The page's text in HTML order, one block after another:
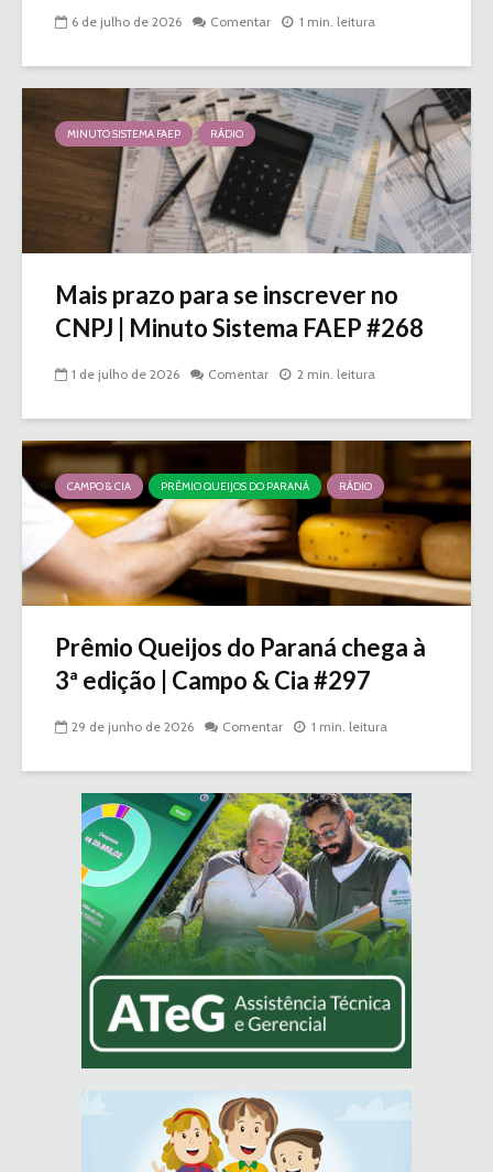
6 de julho de 2026 Comentar 1 min. leitura
MINUTO SISTEMA FAEP RÁDIO
Mais prazo para se inscrever no
CNPJ | Minuto Sistema FAEP #268
1 de julho de 2026 Comentar 2 min. leitura
CAMPO & CIA PRÊMIO QUEIJOS DO PARANÁ RÁDIO
Prêmio Queijos do Paraná chega à
3ª edição | Campo & Cia #297
29 de junho de 2026 Comentar 1 min. leitura